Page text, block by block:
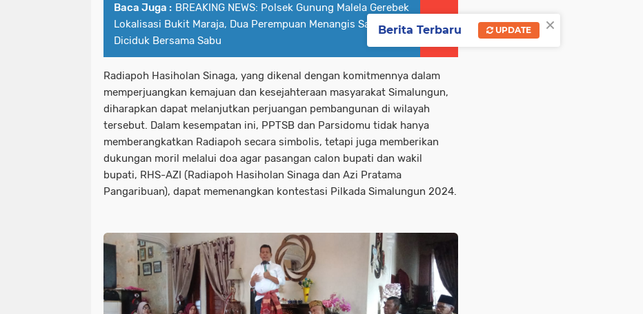
Baca Juga : BREAKING NEWS: Polsek Gunung Malela Gerebek
Lokalisasi Bukit Maraja, Dua Perempuan Menangis Saat
Diciduk Bersama Sabu
Radiapoh Hasiholan Sinaga, yang dikenal dengan komitmennya dalam
memperjuangkan kemajuan dan kesejahteraan masyarakat Simalungun,
diharapkan dapat melanjutkan perjuangan pembangunan di wilayah
tersebut. Dalam kesempatan ini, PPTSB dan Parsidomu tidak hanya
memberangkatkan Radiapoh secara simbolis, tetapi juga memberikan
dukungan moril melalui doa agar pasangan calon bupati dan wakil
bupati, RHS-AZI (Radiapoh Hasiholan Sinaga dan Azi Pratama
Pangaribuan), dapat memenangkan kontestasi Pilkada Simalungun 2024.
×
Berita Terbaru UPDATE